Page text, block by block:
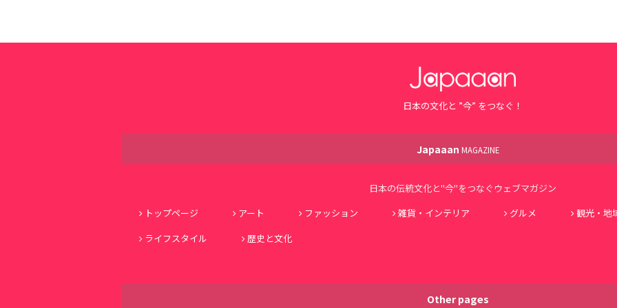
日本の文化と ”今” をつなぐ！
Japaaan MAGAZINE
日本の伝統文化と"今"をつなぐウェブマガジン
トップページ
アート ファッション 雑貨・インテリア グルメ 観光・地
ライフスタイル
歴史と文化
Other pages